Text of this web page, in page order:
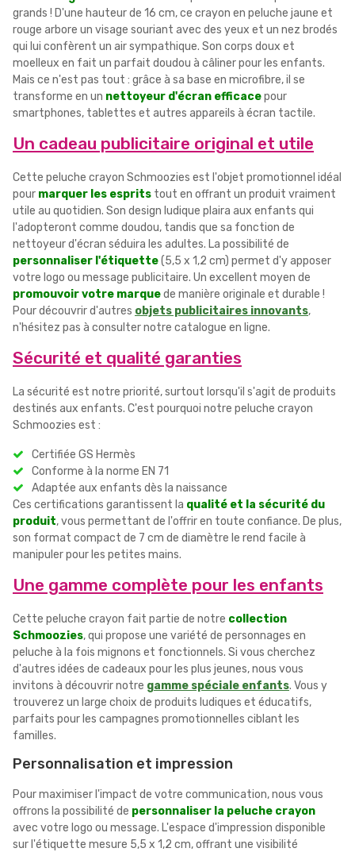
grands ! D'une hauteur de 16 cm, ce crayon en peluche jaune et
rouge arbore un visage souriant avec des yeux et un nez brodés
qui lui confèrent un air sympathique. Son corps doux et
moelleux en fait un parfait doudou à câliner pour les enfants.
Mais ce n'est pas tout : grâce à sa base en microfibre, il se
transforme en un nettoyeur d'écran efficacepour
smartphones, tablettes et autres appareils à écran tactile.
Un cadeau publicitaire original et utile
Cette peluche crayon Schmoozies est l'objet promotionnel idéal
pour marquer les esprits tout en offrant un produit vraiment
utile au quotidien. Son design ludique plaira aux enfants qui
l'adopteront comme doudou, tandis que sa fonction de
nettoyeur d'écran séduira les adultes. La possibilité de
personnaliser l'étiquette(5,5 x 1,2 cm) permet d'y apposer
votre logo ou message publicitaire. Un excellent moyen de
promouvoir votre marquede manière originale et durable !
Pour découvrir d'autres objets publicitaires innovants,
n'hésitez pas à consulter notre catalogue en ligne.
Sécurité et qualité garanties
La sécurité est notre priorité, surtout lorsqu'il s'agit de produits
destinés aux enfants. C'est pourquoi notre peluche crayon
Schmoozies est :
Certifiée GS Hermès
Conforme à la norme EN 71
Adaptée aux enfants dès la naissance
Ces certifications garantissent la qualité et la sécurité du
produit, vous permettant de l'offrir en toute confiance. De plus,
son format compact de 7 cm de diamètre le rend facile à
manipuler pour les petites mains.
Une gamme complète pour les enfants
Cette peluche crayon fait partie de notre collection
Schmoozies, qui propose une variété de personnages en
peluche à la fois mignons et fonctionnels. Si vous cherchez
d'autres idées de cadeaux pour les plus jeunes, nous vous
invitons à découvrir notre gamme spéciale enfants. Vous y
trouverez un large choix de produits ludiques et éducatifs,
parfaits pour les campagnes promotionnelles ciblant les
familles.
Personnalisation et impression
Pour maximiser l'impact de votre communication, nous vous
offrons la possibilité de personnaliser la peluche crayon
avec votre logo ou message. L'espace d'impression disponible
sur l'étiquette mesure 5,5 x 1,2 cm, offrant une visibilité